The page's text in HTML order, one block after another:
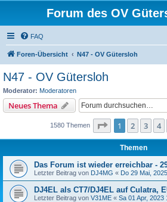
Forum des OV
FAQ
Foren-Übersicht N47 - OV Gütersloh
N47 - OV Gütersloh
Moderator: Moderatoren
Neues Thema
1580 Themen Seite 1von 32
1 2 3 4
Themen
Das Forum ist wieder erreichbar -
Letzter Beitrag von DJ4MG « Do 29 Mai,
DJ4EL als CT7/DJ4EL auf Culatra,
Letzter Beitrag von V31ME « Sa 01 Apr, 2023